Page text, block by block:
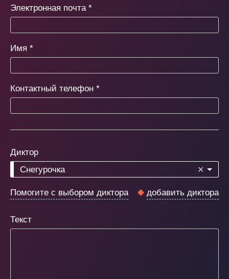
Электронная почта *
Имя *
Контактный телефон *
Диктор
✕
Снегурочка
Помогите с выбором диктора добавить диктора
Текст